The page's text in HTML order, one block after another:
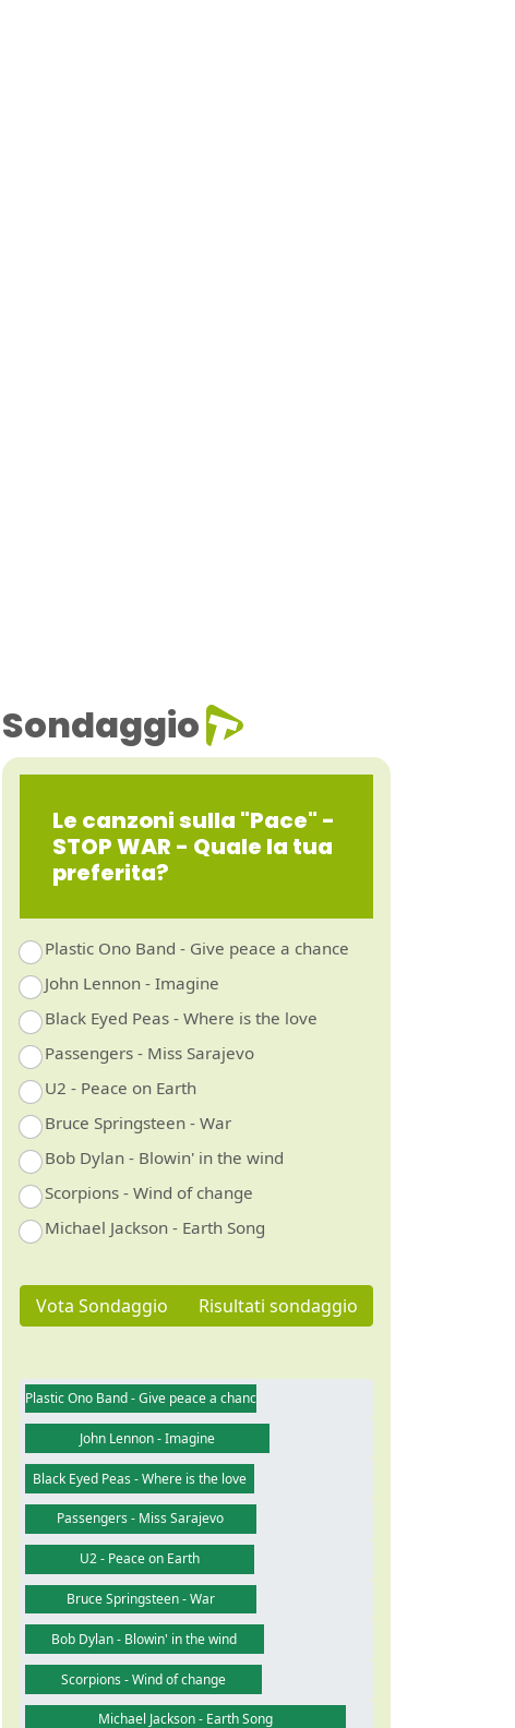
Sondaggio
Le canzoni sulla "Pace" -
STOP WAR - Quale la tua
preferita?
Plastic Ono Band - Give peace a chance
John Lennon - Imagine
Black Eyed Peas - Where is the love
Passengers - Miss Sarajevo
U2 - Peace on Earth
Bruce Springsteen - War
Bob Dylan - Blowin' in the wind
Scorpions - Wind of change
Michael Jackson - Earth Song
Vota Sondaggio Risultati sondaggio
Plastic Ono Band - Give peace a chance
John Lennon - Imagine
Black Eyed Peas - Where is the love
Passengers - Miss Sarajevo
U2 - Peace on Earth
Bruce Springsteen - War
Bob Dylan - Blowin' in the wind
Scorpions - Wind of change
Michael Jackson - Earth Song